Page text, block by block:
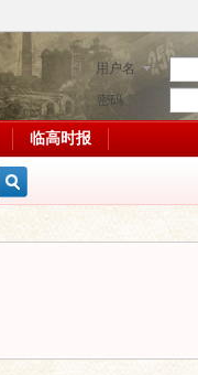
用户名
密码
临高时报